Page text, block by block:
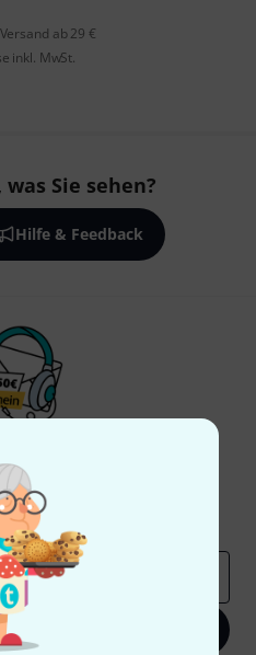
ab 29 €
inkl. MwSt.
Sie sehen?
Hilfe & Feedback
und gewinne mit
Deals